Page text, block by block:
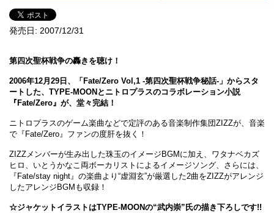
発売日: 2007/12/31
第四次聖杯戦争の轟きを聴け！
2006年12月29日、「Fate/Zero Vol,1 -第四次聖杯戦争秘話-」からスタ
ートした、TYPE-MOONとニトロプラスのコラボレーション小説
『Fate/Zero』が、堂々完結！
ニトロプラスのゲーム楽曲などで定評のある音楽制作集団ZIZZが、音楽
で『Fate/Zero』ファンの度肝を抜く！
ZIZZメンバーが生み出した珠玉のイメージBGMに加え、ワタナベカズ
ヒロ、いとうかなこ両ボーカリストによるイメージソング、さらには、
『Fate/stay night』の楽曲より“虚淵玄”が厳選した2曲をZIZZがアレンジ
したアレンジBGMも収録！
☆ジャケットイラストはTYPE-MOONの“武内崇”氏の描き下ろしです!!